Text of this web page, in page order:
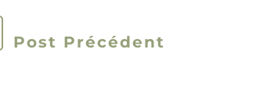
Post Précédent